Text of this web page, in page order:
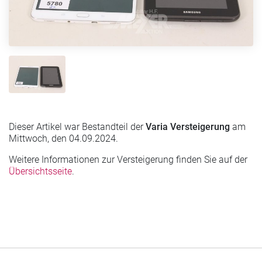
Dieser Artikel war Bestandteil derVaria Versteigerung am
Mittwoch, den 04.09.2024.
Weitere Informationen zur Versteigerung finden Sie auf der
Übersichtsseite.